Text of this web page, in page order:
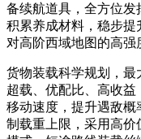
备续航道具，全方位
积累养成材料，稳步
对高阶西域地图的高强
货物装载科学规划，
超载、优配比、高收
移动速度，提升遇敌
制载重上限，采用高